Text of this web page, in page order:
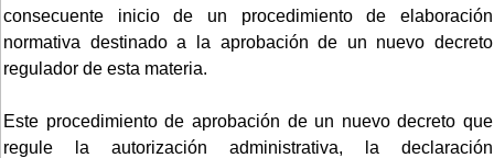
consecuente inicio de un procedimiento de elaboración
normativa destinado a la aprobación de un nuevo decreto
regulador de esta materia.
Este procedimiento de aprobación de un nuevo decreto que
regule la autorización administrativa, la declaración